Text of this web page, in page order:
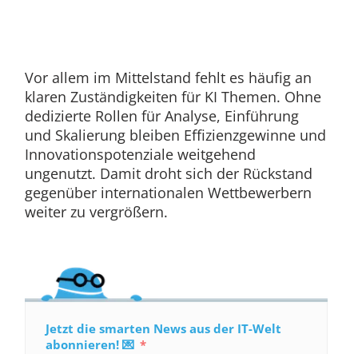
Vor allem im Mittelstand fehlt es häufig an
klaren Zuständigkeiten für KI Themen. Ohne
dedizierte Rollen für Analyse, Einführung
und Skalierung bleiben Effizienzgewinne und
Innovationspotenziale weitgehend
ungenutzt. Damit droht sich der Rückstand
gegenüber internationalen Wettbewerbern
weiter zu vergrößern.
Jetzt die smarten News aus der IT-Welt
abonnieren! 💌